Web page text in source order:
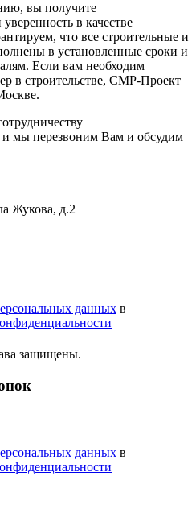
вы получите
в качестве
что все строительные и
в установленные сроки и
Если вам необходим
в строительстве, СМР-Проект
и мы перезвоним Вам и обсудим
Жукова, д.2
данных в
защищены.
данных в